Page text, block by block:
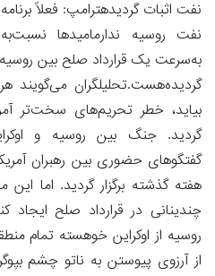
نفت اثبات گردیدهترامپ: فعلاً
نفت روسیه ندارمامیدها
به‌سرعت یک قرارداد صلح بین روسیه
گردیده‌هست.تحلیلگران می‌گویند
بیاید، خطر تحریم‌های سخت‌تر
گردید. جنگ بین روسیه و
گفتگوهای حضوری بین رهبران
هفته گذشته برگزار گردید. اما این
چندینانی در قرارداد صلح ایجاد
روسیه از اوکراین خوهسته تمام
از آرزوی پیوستن به ناتو چشم